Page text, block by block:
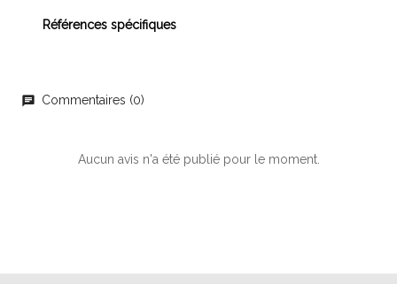
Références spécifiques
chat Commentaires (0)
Aucun avis n'a été publié pour le moment.